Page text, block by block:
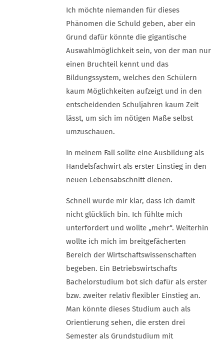
Ich möchte niemanden für dieses
Phänomen die Schuld geben, aber ein
Grund dafür könnte die gigantische
Auswahlmöglichkeit sein, von der man nur
einen Bruchteil kennt und das
Bildungssystem, welches den Schülern
kaum Möglichkeiten aufzeigt und in den
entscheidenden Schuljahren kaum Zeit
lässt, um sich im nötigen Maße selbst
umzuschauen.
In meinem Fall sollte eine Ausbildung als
Handelsfachwirt als erster Einstieg in den
neuen Lebensabschnitt dienen.
Schnell wurde mir klar, dass ich damit
nicht glücklich bin. Ich fühlte mich
unterfordert und wollte „mehr“. Weiterhin
wollte ich mich im breitgefächerten
Bereich der Wirtschaftswissenschaften
begeben. Ein Betriebswirtschafts
Bachelorstudium bot sich dafür als erster
bzw. zweiter relativ flexibler Einstieg an.
Man könnte dieses Studium auch als
Orientierung sehen, die ersten drei
Semester als Grundstudium mit